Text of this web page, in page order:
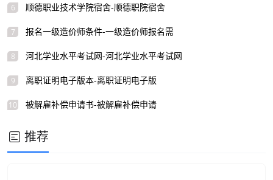
6 顺德职业技术学院宿舍-顺德职院宿舍
7 报名一级造价师条件-一级造价师报名需
8 河北学业水平考试网-河北学业水平考试网
9 离职证明电子版本-离职证明电子版
10 被解雇补偿申请书-被解雇补偿申请
推荐